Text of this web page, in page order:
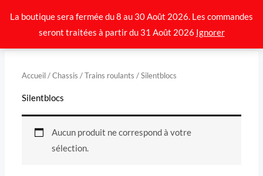
La boutique sera fermée du 8 au 30 Août 2026. Les commandes
seront traitées à partir du 31 Août 2026 Ignorer
Accueil/Chassis /Trains roulants / Silentblocs
Silentblocs
Aucun produit ne correspond à votre
sélection.